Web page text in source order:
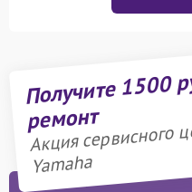
Получите 1500
ремонт
Акция сервисного
Yamaha